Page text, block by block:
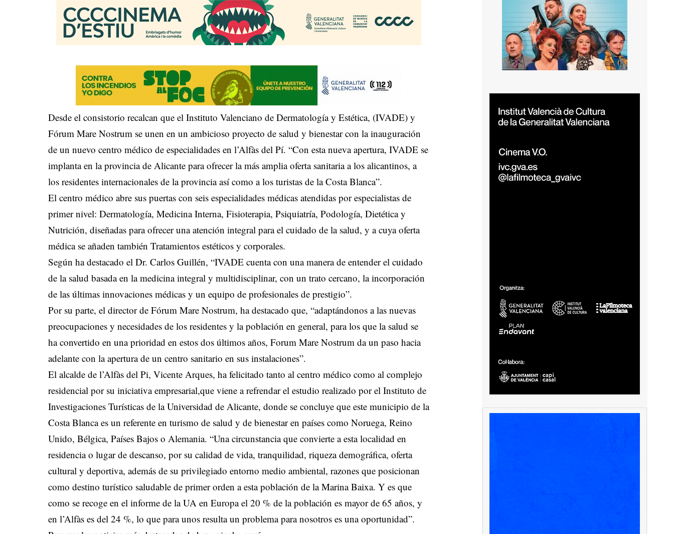
Desde el consistorio recalcan que el Instituto Valenciano de Dermatología y Estética, (IVADE) y
Fórum Mare Nostrum se unen en un ambicioso proyecto de salud y bienestar con la inauguración
de un nuevo centro médico de especialidades en l’Alfàs del Pí. “Con esta nueva apertura, IVADE se
implanta en la provincia de Alicante para ofrecer la más amplia oferta sanitaria a los alicantinos, a
los residentes internacionales de la provincia así como a los turistas de la Costa Blanca”.
El centro médico abre sus puertas con seis especialidades médicas atendidas por especialistas de
primer nivel: Dermatología, Medicina Interna, Fisioterapia, Psiquiatría, Podología, Dietética y
Nutrición, diseñadas para ofrecer una atención integral para el cuidado de la salud, y a cuya oferta
médica se añaden también Tratamientos estéticos y corporales.
Según ha destacado el Dr. Carlos Guillén, “IVADE cuenta con una manera de entender el cuidado
de la salud basada en la medicina integral y multidisciplinar, con un trato cercano, la incorporación
de las últimas innovaciones médicas y un equipo de profesionales de prestigio”.
Por su parte, el director de Fórum Mare Nostrum, ha destacado que, “adaptándonos a las nuevas
preocupaciones y necesidades de los residentes y la población en general, para los que la salud se
ha convertido en una prioridad en estos dos últimos años, Forum Mare Nostrum da un paso hacia
adelante con la apertura de un centro sanitario en sus instalaciones”.
El alcalde de l’Alfàs del Pi, Vicente Arques, ha felicitado tanto al centro médico como al complejo
residencial por su iniciativa empresarial,que viene a refrendar el estudio realizado por el Instituto de
Investigaciones Turísticas de la Universidad de Alicante, donde se concluye que este municipio de la
Costa Blanca es un referente en turismo de salud y de bienestar en países como Noruega, Reino
Unido, Bélgica, Países Bajos o Alemania. “Una circunstancia que convierte a esta localidad en
residencia o lugar de descanso, por su calidad de vida, tranquilidad, riqueza demográfica, oferta
cultural y deportiva, además de su privilegiado entorno medio ambiental, razones que posicionan
como destino turístico saludable de primer orden a esta población de la Marina Baixa. Y es que
como se recoge en el informe de la UA en Europa el 20 % de la población es mayor de 65 años, y
en l’Alfàs es del 24 %, lo que para unos resulta un problema para nosotros es una oportunidad”.